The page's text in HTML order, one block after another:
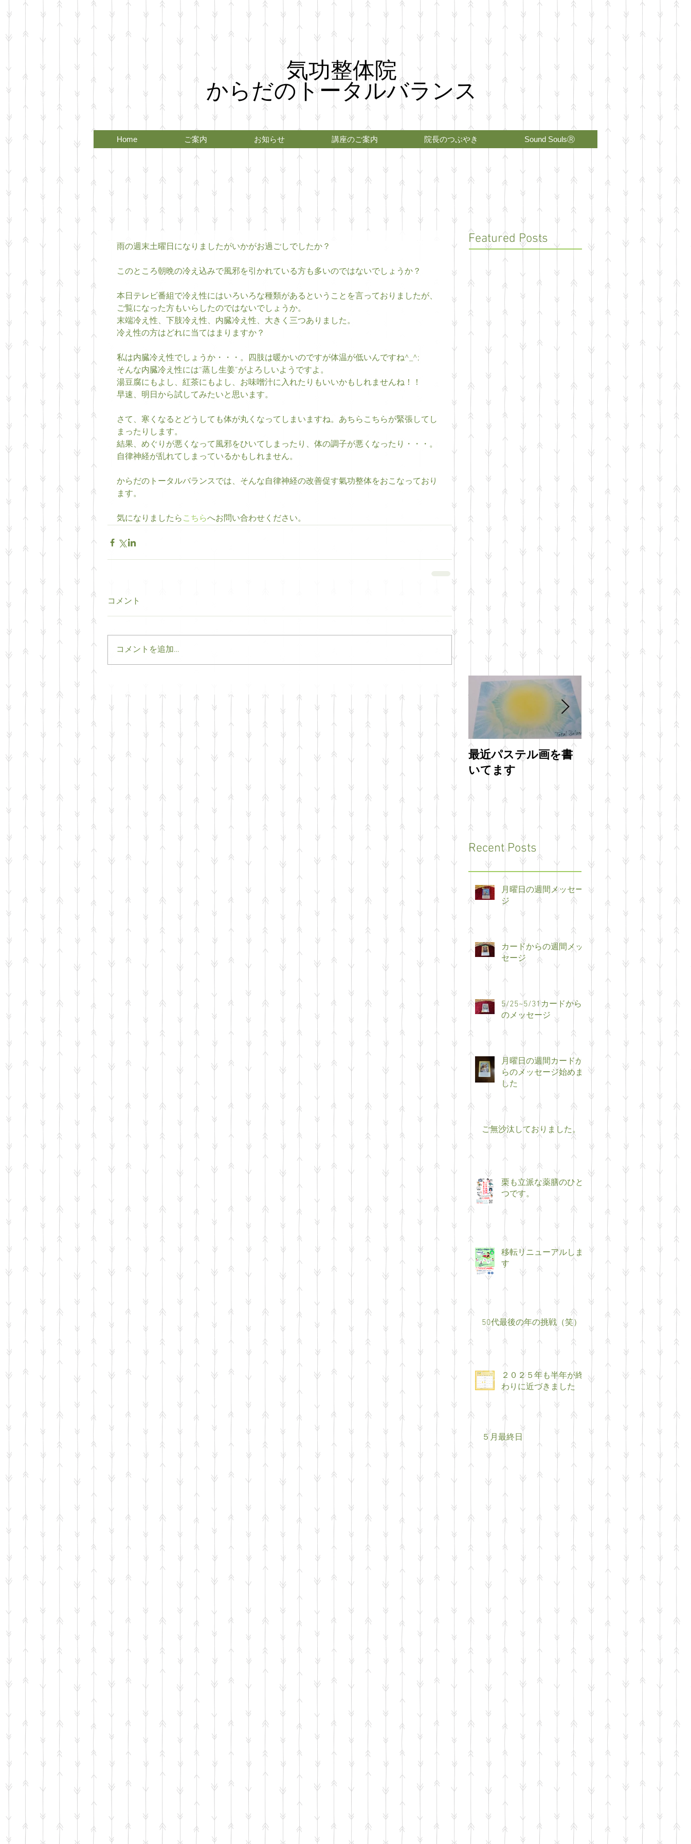
気功整体院
からだのトータルバランス
Home ご案内 お知らせ 講座のご案内 院長のつぶやき Sound SoulsⓇ
雨の週末土曜日になりましたがいかがお過ごしでしたか？
このところ朝晩の冷え込みで風邪を引かれている方も多いのではないでしょうか？
本日テレビ番組で冷え性にはいろいろな種類があるということを言っておりましたが、
ご覧になった方もいらしたのではないでしょうか。
末端冷え性、下肢冷え性、内臓冷え性、大きく三つありました。
冷え性の方はどれに当てはまりますか？
私は内臓冷え性でしょうか・・・。四肢は暖かいのですが体温が低いんですね^_^;
そんな内臓冷え性には“蒸し生姜”がよろしいようですよ。
湯豆腐にもよし、紅茶にもよし、お味噌汁に入れたりもいいかもしれませんね！！
早速、明日から試してみたいと思います。
さて、寒くなるとどうしても体が丸くなってしまいますね。あちらこちらが緊張してし
まったりします。
結果、めぐりが悪くなって風邪をひいてしまったり、体の調子が悪くなったり・・・。
自律神経が乱れてしまっているかもしれません。
からだのトータルバランスでは、そんな自律神経の改善促す氣功整体をおこなっており
ます。
気になりましたら こちらへお問い合わせください。
コメント
コメントを追加…
Featured Posts
最近パステル画を書
いてます
明けましておめでと
うございます
Recent Posts
月曜日の週間メッセー
ジ
カードからの週間メッ
セージ
5/25~5/31カードから
のメッセージ
月曜日の週間カードか
らのメッセージ始めま
した
ご無沙汰しておりました。
栗も立派な薬膳のひと
つです。
移転リニューアルしま
す
50代最後の年の挑戦（笑）
２０２５年も半年が終
わりに近づきました
５月最終日